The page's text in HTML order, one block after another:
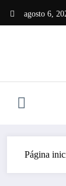
agosto 6,
Página